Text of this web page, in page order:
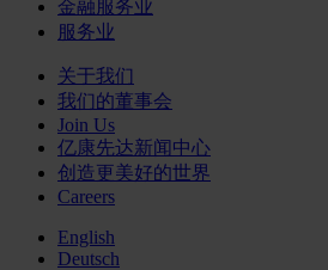
金融服务业
服务业
关于我们
我们的董事会
Join Us
亿康先达新闻中心
创造更美好的世界
Careers
English
Deutsch